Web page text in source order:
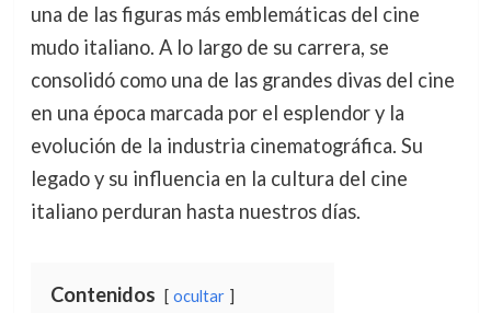
una de las figuras más emblemáticas del cine
mudo italiano. A lo largo de su carrera, se
consolidó como una de las grandes divas del cine
en una época marcada por el esplendor y la
evolución de la industria cinematográfica. Su
legado y su influencia en la cultura del cine
italiano perduran hasta nuestros días.
Contenidos ocultar